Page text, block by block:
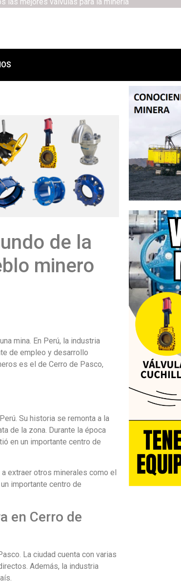
de la
minero
mina. En Perú, la industria
de empleo y desarrollo
es el de Cerro de Pasco,
Su historia se remonta a la
de la zona. Durante la época
en un importante centro de
extraer otros minerales como el
importante centro de
en Cerro de
La ciudad cuenta con varias
Además, la industria